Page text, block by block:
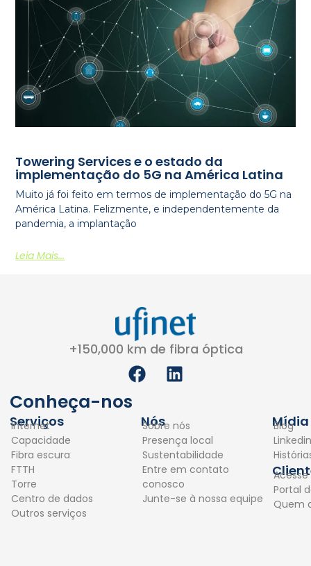
Towering Services e o estado da
implementação do 5G na América Latina
Muito já foi feito em termos de implementação do 5G na
América Latina. Felizmente, e independentemente da
pandemia, a implantação
Leia Mais...
+150,000 km de fibra óptica
F
a
e
b
o
o
k
L
i
k
e
d
i
n
Conheça-nos
Serviços
Internet
Capacidade
Fibra escura
FTTH
Torre
Centro de dados
Outros serviços
Nós
Sobre nós
Presença local
Sustentabilidade
Entre em contato
conosco
Junte-se à nossa equipe
Mídia
Blog
Linkedin
Acesse
Portal
Quem